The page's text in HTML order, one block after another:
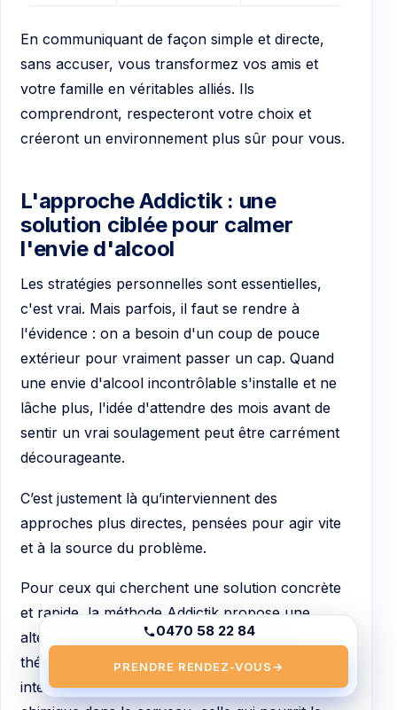
En communiquant de façon simple et directe,
sans accuser, vous transformez vos amis et
votre famille en véritables alliés. Ils
comprendront, respecteront votre choix et
créeront un environnement plus sûr pour vous.
L'approche Addictik : une
solution ciblée pour calmer
l'envie d'alcool
Les stratégies personnelles sont essentielles,
c'est vrai. Mais parfois, il faut se rendre à
l'évidence : on a besoin d'un coup de pouce
extérieur pour vraiment passer un cap. Quand
une envie d'alcool incontrôlable s'installe et ne
lâche plus, l'idée d'attendre des mois avant de
sentir un vrai soulagement peut être carrément
décourageante.
C’est justement là qu’interviennent des
approches plus directes, pensées pour agir vite
et à la source du problème.
Pour ceux qui cherchent une solution concrète
et rapide, la méthode Addictik propose une
alternative intéressante. Ce n'est pas une
thérapie qui s'étale sur des mois, mais une
intervention précise qui vise à calmer la tempête
0470 58 22 84
PRENDRE RENDEZ-VOUS→